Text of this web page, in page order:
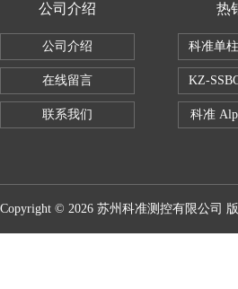
公司介绍
公司介绍
在线留言
联系我们
热
科准单
KZ-
科准
Copyright © 2026 苏州科准测控有限公司